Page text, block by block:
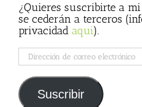
¿Quieres suscribirte a
se cederán a terceros
privacidad aqui).
Dirección
de
correo
electrónico
Suscribir